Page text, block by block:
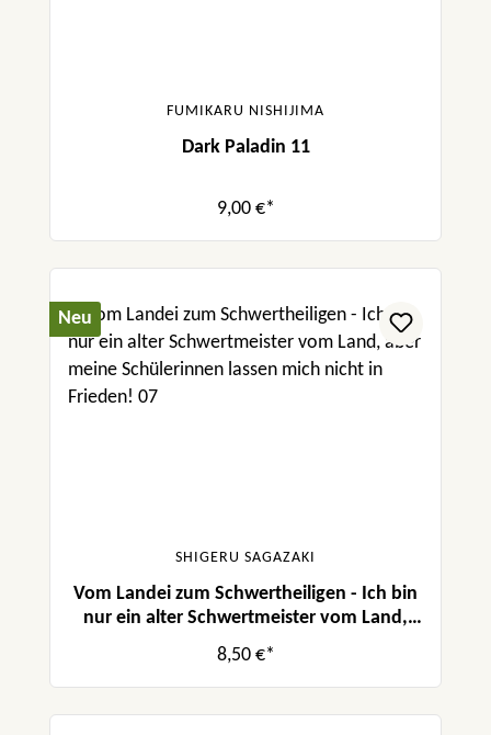
FUMIKARU NISHIJIMA
Dark Paladin 11
9,00 €*
Neu
SHIGERU SAGAZAKI
Vom Landei zum Schwertheiligen - Ich bin
nur ein alter Schwertmeister vom Land,
aber meine Schülerinnen lassen mich nicht
in Frieden! 07
8,50 €*